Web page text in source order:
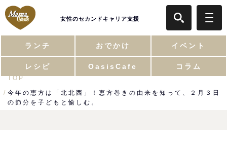
女性のセカンドキャリア支援
ランチ おでかけ イベント
レシピ OasisCafe コラム
TOP
今年の恵方は「北北西」！恵方巻きの由来を知って、２月３日
の節分を子どもと愉しむ。